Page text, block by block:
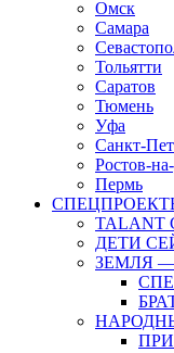
Омск
Самара
Тольятти
Саратов
Тюмень
Уфа
Санкт-
Ростов-
Пермь
TALANT
ДЕТИ
ЗЕМЛЯ